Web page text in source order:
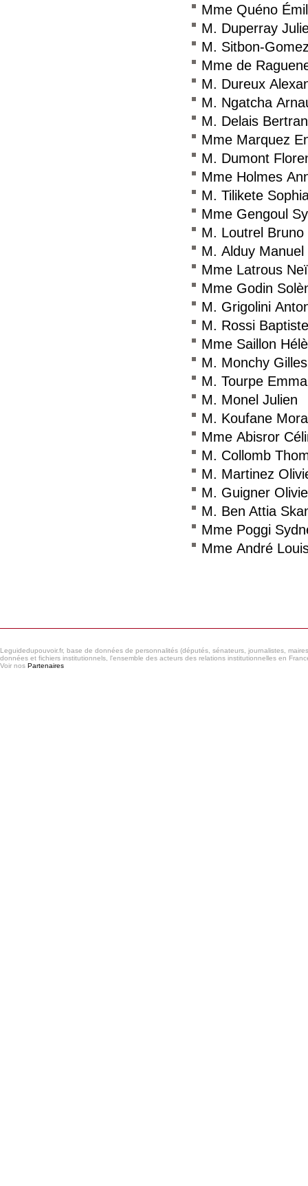
Mme Quéno
M. Duperray
M. Sitbon-
Mme de
M. Dureux
M. Ngatcha
M. Delais
Mme Marquez
M. Dumont
Mme Holmes
M. Tilikete
Mme Gengoul
M. Loutrel Bruno
M. Alduy Manuel
Mme Latrous
Mme Godin
M. Grigolini
M. Rossi Baptiste
Mme Saillon
M. Monchy Gilles
M. Tourpe
M. Monel Julien
M. Koufane
Mme Abisror
M. Collomb
M. Martinez
M. Guigner
M. Ben Attia
Mme Poggi
Mme André
Leguidedupouvoir.fr, base de données de personnalités (députés, sénateurs, journalistes,
données et fichiers institutionnels, l'ensemble des acteurs des relations institutionnelles en
Voir nos Partenaires